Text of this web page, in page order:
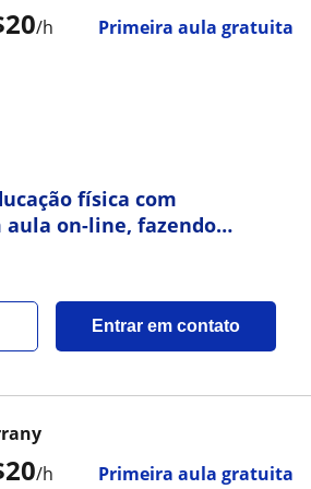
/h Primeira aula gratuita
física com
aula on-line, fazendo
Entrar em contato
/h Primeira aula gratuita